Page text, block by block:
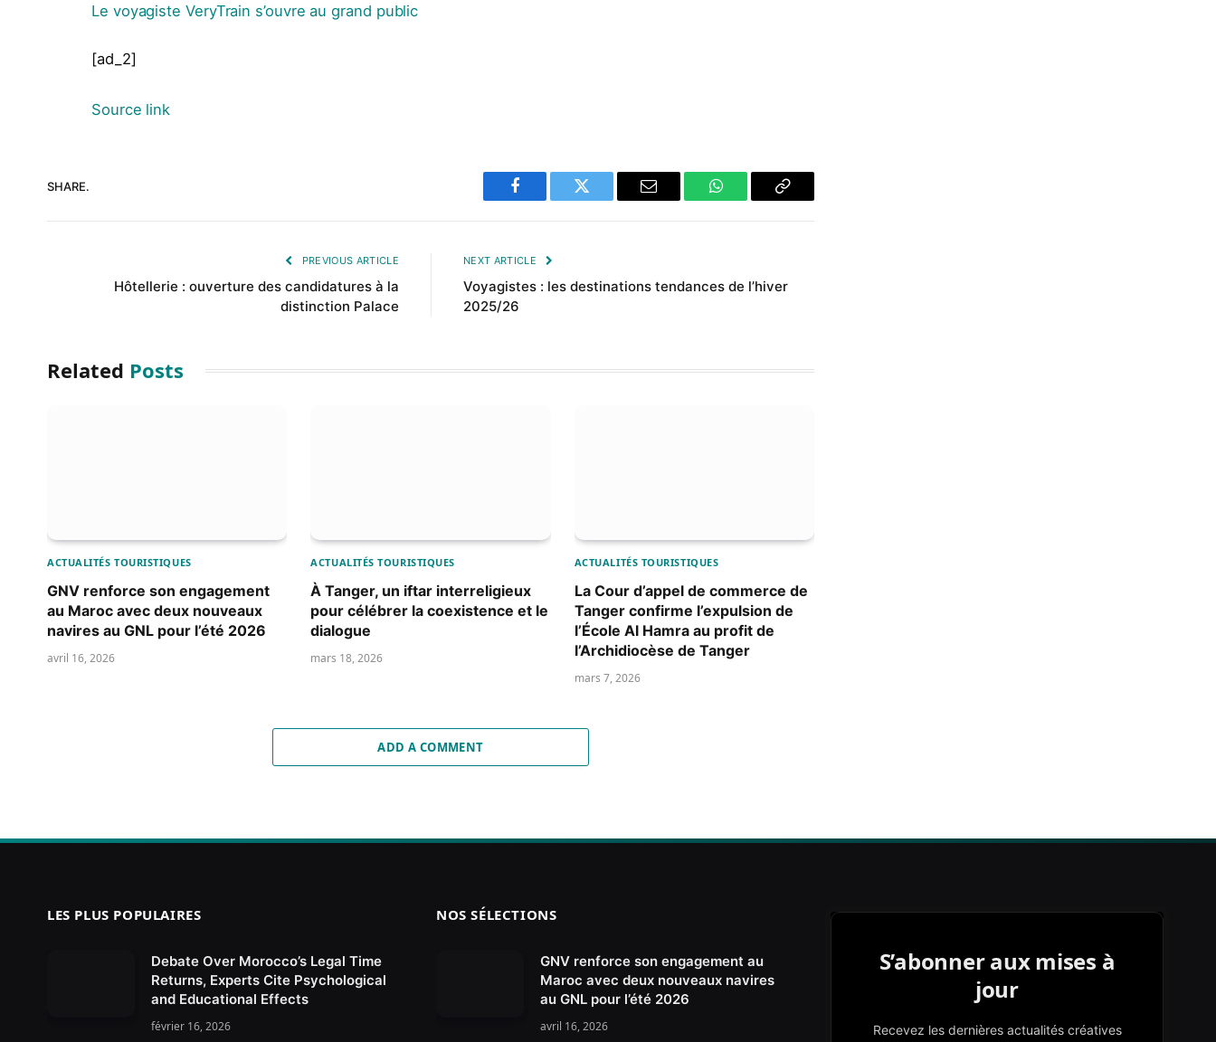
Le voyagiste VeryTrain s’ouvre au grand public
[ad_2]
Source link
SHARE.
Facebook Twitter Email WhatsAppCopy
PREVIOUS ARTICLE
Hôtellerie : ouverture des candidatures à la
distinction Palace
NEXT ARTICLE
Voyagistes : les destinations tendances de l’hiver
2025/26
Related Posts
ACTUALITÉS TOURISTIQUES
GNV renforce son engagement
au Maroc avec deux nouveaux
navires au GNL pour l’été 2026
avril 16, 2026
ACTUALITÉS TOURISTIQUES
À Tanger, un iftar interreligieux
pour célébrer la coexistence et le
dialogue
mars 18, 2026
ACTUALITÉS TOURISTIQUES
La Cour d’appel de commerce de
Tanger confirme l’expulsion de
l’École Al Hamra au profit de
l’Archidiocèse de Tanger
mars 7, 2026
ADD A COMMENT
LES PLUS POPULAIRES
Debate Over Morocco’s Legal Time
Returns, Experts Cite Psychological
and Educational Effects
février 16, 2026
NOS SÉLECTIONS
GNV renforce son engagement au
Maroc avec deux nouveaux navires
au GNL pour l’été 2026
avril 16, 2026
S’abonner aux mises à
jour
Recevez les dernières actualités créatives